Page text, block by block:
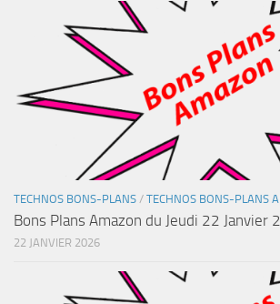
TECHNOS BONS-PLANS / TECHNOS BONS-PLANS
Bons Plans Amazon du Jeudi 22 Janvier
22 JANVIER 2026